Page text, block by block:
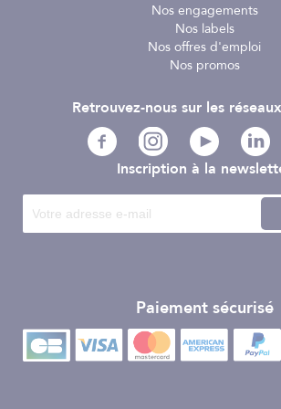
adaptée à vos besoins.
Les mêmes cartes marines détaillées sont
disponibles avec l'application Navionics
télécharger l'application et d'acheter les
choix pour accéder à des cartes de qualité
directement depuis votre téléphone ou
fonction Plotter Sync vous permet de
et des waypoints, de mettre à jour des
encore entre votre carte de traceur et
Boating - sans fil. Vous pouvez même
votre abonnement de cartographie.
Nos engagements
Nos labels
Nos offres d'emploi
Nos promos
Inscription à la
Paiement sécurisé
Retrouvez-nous sur les